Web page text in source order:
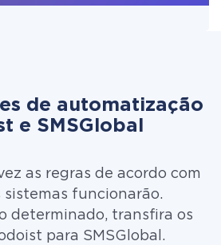
de automatização
e SMSGlobal
as regras de acordo com
sistemas funcionarão.
determinado, transfira os
para SMSGlobal.